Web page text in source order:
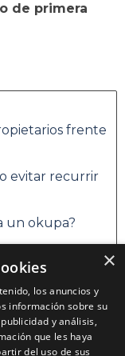
de primera
frente
evitar recurrir
un okupa?
×
los anuncios y
información sobre su
y análisis,
que les haya
del uso de sus